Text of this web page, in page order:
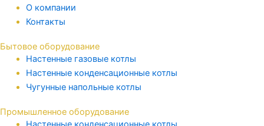
О компании
Контакты
Бытовое оборудование
Настенные газовые котлы
Настенные конденсационные котлы
Чугунные напольные котлы
Промышленное оборудование